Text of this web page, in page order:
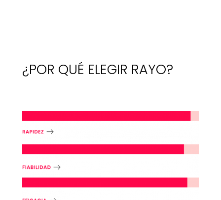
¿POR QUÉ ELEGIR RAYO?